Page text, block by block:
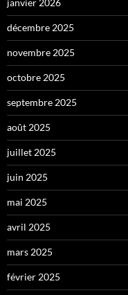
janvier 2026
décembre 2025
novembre 2025
octobre 2025
septembre 2025
août 2025
juillet 2025
juin 2025
mai 2025
avril 2025
mars 2025
février 2025